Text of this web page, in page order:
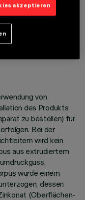
von
des Produkts
zu bestellen) für
Bei der
wird kein
aus extrudiertem
wurde einem
dessen
(Oberflächen-
akzeptieren